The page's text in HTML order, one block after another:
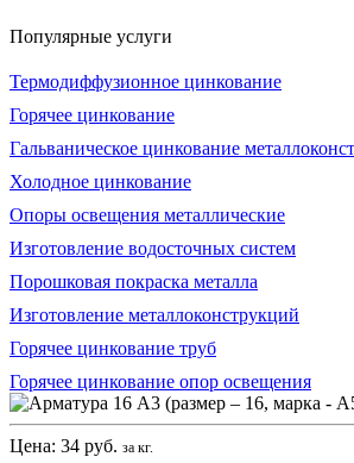
Популярные услуги
Термодиффузионное цинкование
Горячее цинкование
Гальваническое цинкование
Холодное цинкование
Опоры освещения металлические
Изготовление водосточных систем
Порошковая покраска металла
Изготовление металлоконструкций
Горячее цинкование труб
Горячее цинкование опор освещения
Цена: 34 руб. за кг.